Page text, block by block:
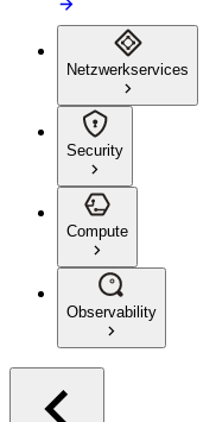
Netzwerkservices
Security
Compute
Observability